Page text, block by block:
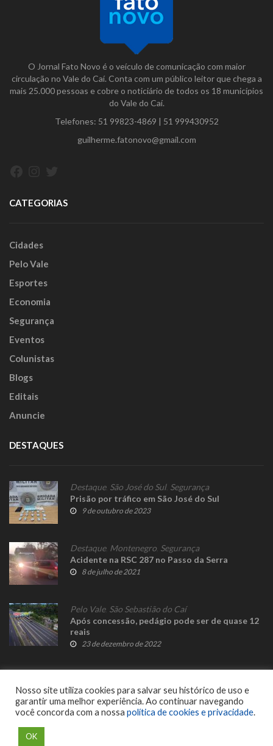
O Jornal Fato Novo é o veículo de comunicação com maior
circulação no Vale do Caí. Conta com um público leitor que chega a
mais 25.000 pessoas e cobre o noticiário de todos os 18 municípios
do Vale do Caí.
Telefones: 51 99823-4869 | 51 999430952
guilherme.fatonovo@gmail.com
CATEGORIAS
Cidades
Pelo Vale
Esportes
Economia
Segurança
Eventos
Colunistas
Blogs
Editais
Anuncie
DESTAQUES
Destaque, São José do Sul, Segurança
Prisão por tráfico em São José do Sul
9 de outubro de 2023
Destaque, Montenegro Segurança
Acidente na RSC 287 no Passo da Serra
8 de julho de 2021
Pelo Vale, São Sebastião do Caí
Após concessão, pedágio pode ser de quase 12
reais
23 de dezembro de 2022
Nosso site utiliza cookies para salvar seu histórico de uso e
garantir uma melhor experiência. Ao continuar navegando
você concorda com a nossa política de cookies e privacidade.
OK